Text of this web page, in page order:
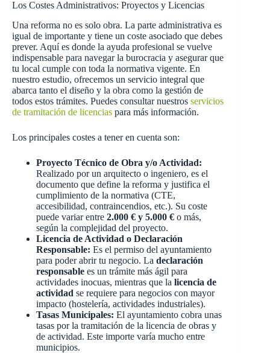
Los Costes Administrativos: Proyectos y Licencias
Una reforma no es solo obra. La parte administrativa es
igual de importante y tiene un coste asociado que debes
prever. Aquí es donde la ayuda profesional se vuelve
indispensable para navegar la burocracia y asegurar que
tu local cumple con toda la normativa vigente. En
nuestro estudio, ofrecemos un servicio integral que
abarca tanto el diseño y la obra como la gestión de
todos estos trámites. Puedes consultar nuestros servicios
de tramitación de licencias para más información.
Los principales costes a tener en cuenta son:
Proyecto Técnico de Obra y/o Actividad:
Realizado por un arquitecto o ingeniero, es el
documento que define la reforma y justifica el
cumplimiento de la normativa (CTE,
accesibilidad, contraincendios, etc.). Su coste
puede variar entre 2.000 € y 5.000 € o más,
según la complejidad del proyecto.
Licencia de Actividad o Declaración
Responsable: Es el permiso del ayuntamiento
para poder abrir tu negocio. La declaración
responsable es un trámite más ágil para
actividades inocuas, mientras que la licencia de
actividad se requiere para negocios con mayor
impacto (hostelería, actividades industriales).
Tasas Municipales: El ayuntamiento cobra unas
tasas por la tramitación de la licencia de obras y
de actividad. Este importe varía mucho entre
municipios.